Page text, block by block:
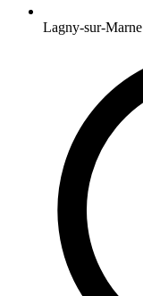
Lagny-sur-Marne